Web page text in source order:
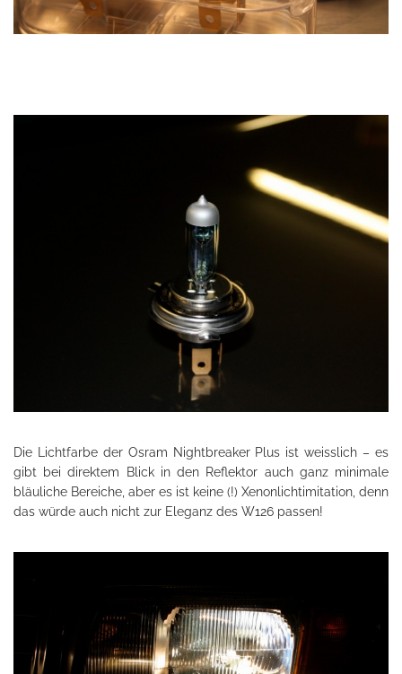
Die Lichtfarbe der Osram Nightbreaker Plus ist weisslich – es
gibt bei direktem Blick in den Reflektor auch ganz minimale
bläuliche Bereiche, aber es ist keine (!) Xenonlichtimitation, denn
das würde auch nicht zur Eleganz des W126 passen!